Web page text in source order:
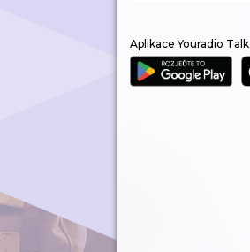
Aplikace Youradio Talk